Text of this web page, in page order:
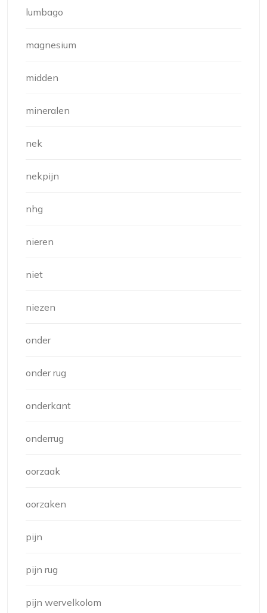
lumbago
magnesium
midden
mineralen
nek
nekpijn
nhg
nieren
niet
niezen
onder
onder rug
onderkant
onderrug
oorzaak
oorzaken
pijn
pijn rug
pijn wervelkolom